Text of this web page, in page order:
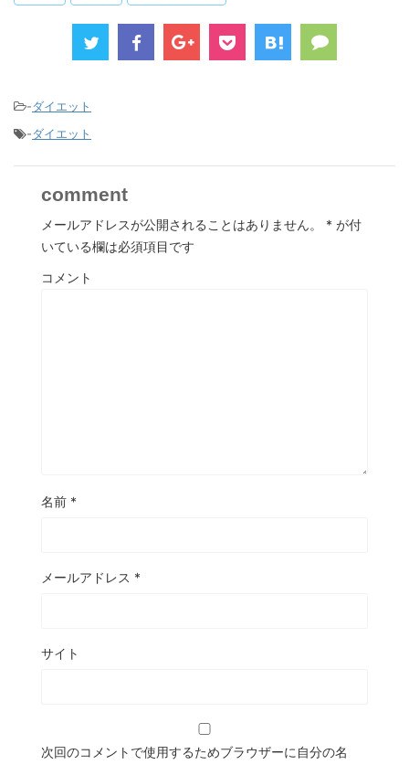
-ダイエット
-ダイエット
comment
メールアドレスが公開されることはありません。 * が付
いている欄は必須項目です
コメント
名前 *
メールアドレス *
サイト
次回のコメントで使用するためブラウザーに自分の名